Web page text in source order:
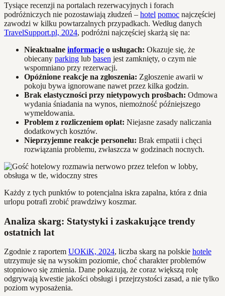
Tysiące recenzji na portalach rezerwacyjnych i forach
podróżniczych nie pozostawiają złudzeń – hotel pomoc najczęściej
zawodzi w kilku powtarzalnych przypadkach. Według danych
TravelSupport.pl, 2024, podróżni najczęściej skarżą się na:
Nieaktualne informacje o usługach: Okazuje się, że
obiecany parking lub basen jest zamknięty, o czym nie
wspomniano przy rezerwacji.
Opóźnione reakcje na zgłoszenia: Zgłoszenie awarii w
pokoju bywa ignorowane nawet przez kilka godzin.
Brak elastyczności przy nietypowych prośbach: Odmowa
wydania śniadania na wynos, niemożność późniejszego
wymeldowania.
Problem z rozliczeniem opłat: Niejasne zasady naliczania
dodatkowych kosztów.
Nieprzyjemne reakcje personelu: Brak empatii i chęci
rozwiązania problemu, zwłaszcza w godzinach nocnych.
Każdy z tych punktów to potencjalna iskra zapalna, która z dnia
urlopu potrafi zrobić prawdziwy koszmar.
Analiza skarg: Statystyki i zaskakujące trendy
ostatnich lat
Zgodnie z raportem UOKiK, 2024, liczba skarg na polskie hotele
utrzymuje się na wysokim poziomie, choć charakter problemów
stopniowo się zmienia. Dane pokazują, że coraz większą rolę
odgrywają kwestie jakości obsługi i przejrzystości zasad, a nie tylko
poziom wyposażenia.